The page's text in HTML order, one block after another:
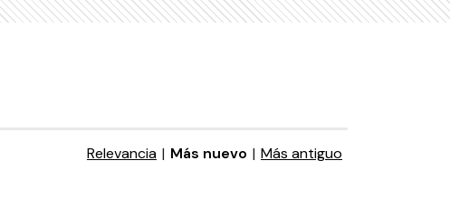
Relevancia | Más nuevo | Más antiguo